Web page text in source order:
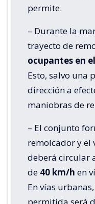
permite.
– Durante la
trayecto de
ocupantes en
Esto, salvo una
dirección a
maniobras de
– El conjunto
remolcador y el
deberá circular
de 40 km/h en
En vías